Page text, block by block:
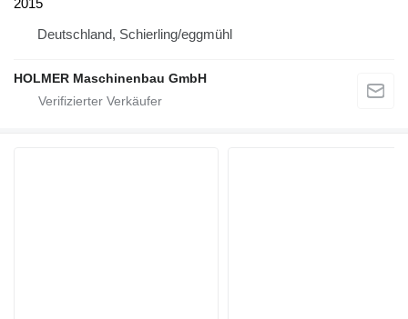
2015
Deutschland, Schierling/eggmühl
HOLMER Maschinenbau GmbH